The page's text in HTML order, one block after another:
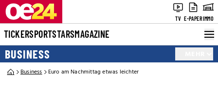
TV E-PAPERIMMO
TICKERSPORTSTARSMAGAZINE
BUSINESS
Business Euro am Nachmittag etwas leichter